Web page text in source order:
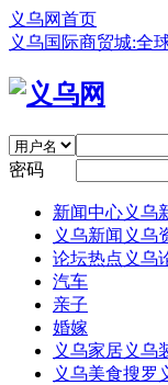
义乌网首页
义乌国际商贸城:全
密码
新闻中心义乌
义乌新闻 义乌
论坛热点 义乌
汽车
亲子
婚嫁
义乌家居义乌
义乌美食搜罗